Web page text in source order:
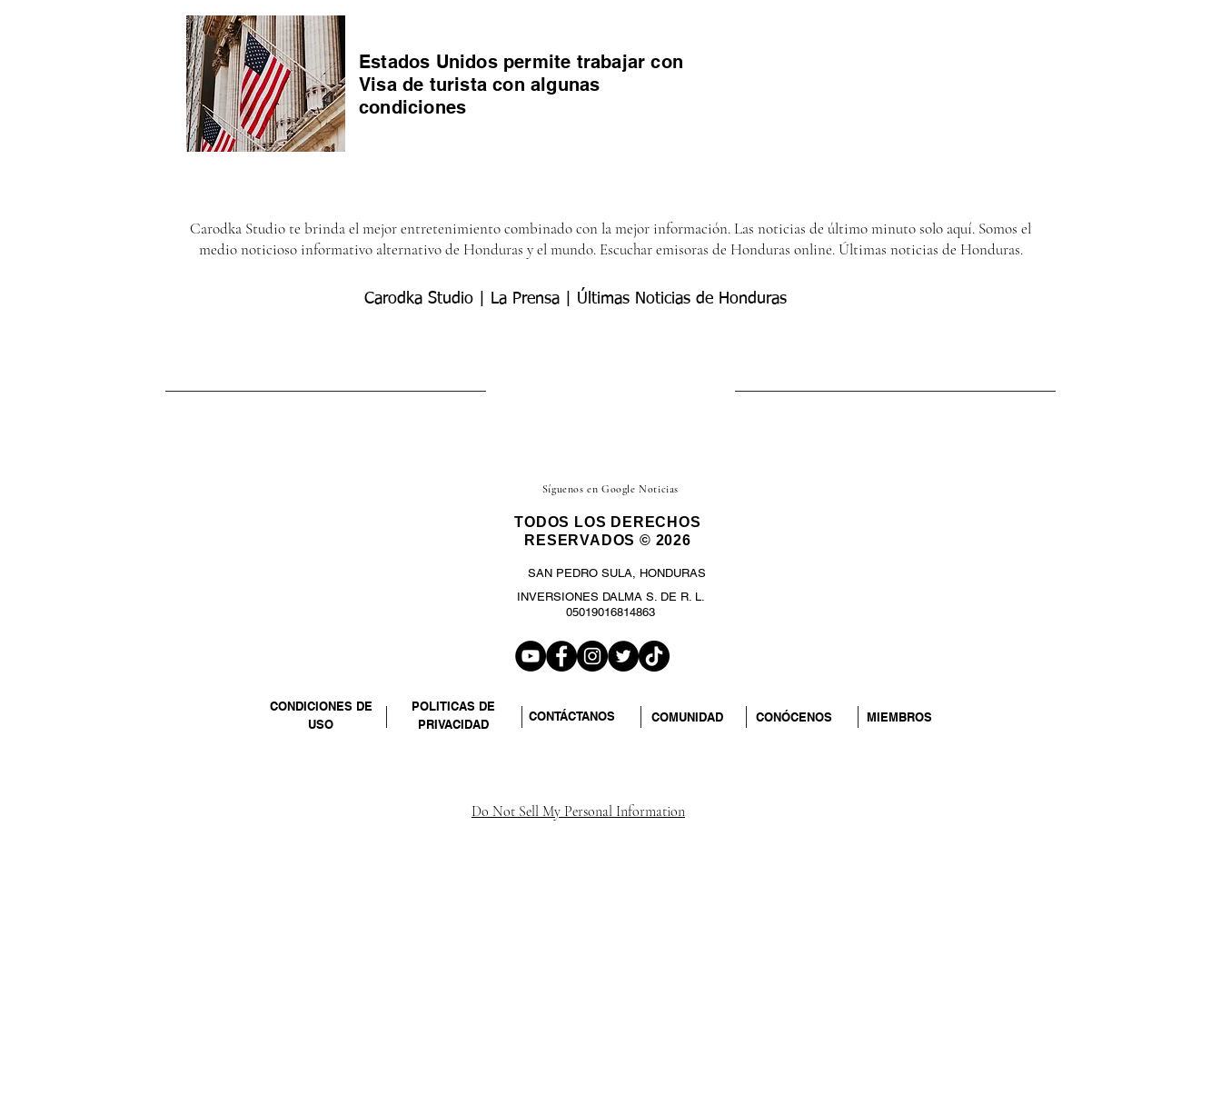
Estados Unidos permite trabajar con
Visa de turista con algunas
condiciones
Carodka Studio te brinda el mejor entretenimiento combinado con la mejor información. Las noticias de último minuto solo aquí. Somos el
medio noticioso informativo alternativo de Honduras y el mundo. Escuchar emisoras de Honduras online. Últimas noticias de Honduras.
Carodka Studio | La Prensa | Últimas Noticias de Honduras
Síguenos en Google Noticias
TODOS LOS DERECHOS
RESERVADOS © 2026
SAN PEDRO SULA, HONDURAS
INVERSIONES DALMA S. DE R. L.
05019016814863
CONDICIONES DE
USO
POLITICAS DE
PRIVACIDAD
CONTÁCTANOS COMUNIDAD CONÓCENOS MIEMBROS
Do Not Sell My Personal Information